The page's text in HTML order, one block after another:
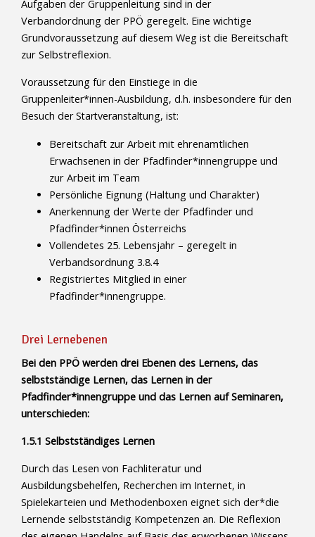
Aufgaben der Gruppenleitung sind in der
Verbandordnung der PPÖ geregelt. Eine wichtige
Grundvoraussetzung auf diesem Weg ist die Bereitschaft
zur Selbstreflexion.
Voraussetzung für den Einstiege in die
Gruppenleiter*innen-Ausbildung, d.h. insbesondere für den
Besuch der Startveranstaltung, ist:
Bereitschaft zur Arbeit mit ehrenamtlichen
Erwachsenen in der Pfadfinder*innengruppe und
zur Arbeit im Team
Persönliche Eignung (Haltung und Charakter)
Anerkennung der Werte der Pfadfinder und
Pfadfinder*innen Österreichs
Vollendetes 25. Lebensjahr – geregelt in
Verbandsordnung 3.8.4
Registriertes Mitglied in einer
Pfadfinder*innengruppe.
Drei Lernebenen
Bei den PPÖ werden drei Ebenen des Lernens, das
selbstständige Lernen, das Lernen in der
Pfadfinder*innengruppe und das Lernen auf Seminaren,
unterschieden:
1.5.1 Selbstständiges Lernen
Durch das Lesen von Fachliteratur und
Ausbildungsbehelfen, Recherchen im Internet, in
Spielekarteien und Methodenboxen eignet sich der*die
Lernende selbstständig Kompetenzen an. Die Reflexion